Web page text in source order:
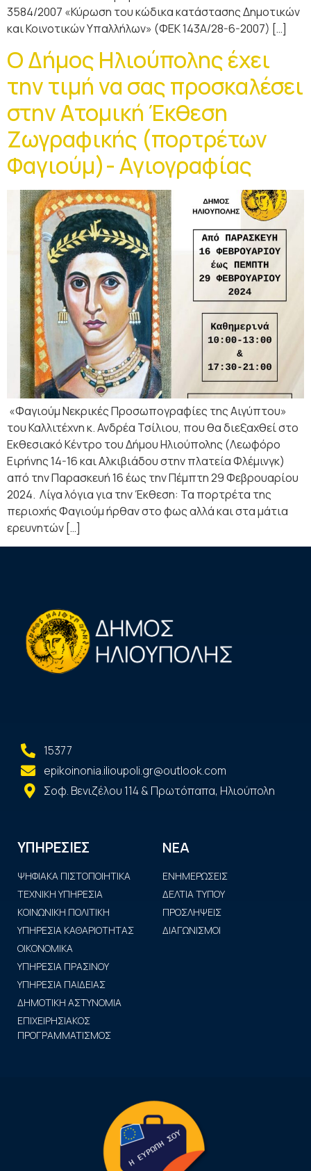
3584/2007 «Κύρωση του κώδικα κατάστασης Δημοτικών
και Κοινοτικών Υπαλλήλων» (ΦΕΚ 143Α/28-6-2007) […]
Ο Δήμος Ηλιούπολης έχει
την τιμή να σας προσκαλέσει
στην Ατομική Έκθεση
Ζωγραφικής (πορτρέτων
Φαγιούμ)- Αγιογραφίας
«Φαγιούμ Νεκρικές Προσωπογραφίες της Αιγύπτου»
του Καλλιτέχνη κ. Ανδρέα Τσίλιου, που θα διεξαχθεί στο
Εκθεσιακό Κέντρο του Δήμου Ηλιούπολης (Λεωφόρο
Ειρήνης 14-16 και Αλκιβιάδου στην πλατεία Φλέμινγκ)
από την Παρασκευή 16 έως την Πέμπτη 29 Φεβρουαρίου
2024. Λίγα λόγια για την Έκθεση: Τα πορτρέτα της
περιοχής Φαγιούμ ήρθαν στο φως αλλά και στα μάτια
ερευνητών […]
15377
epikoinonia.ilioupoli.gr@outlook.com
Σοφ. Βενιζέλου 114 & Πρωτόπαπα, Ηλιούπολη
ΥΠΗΡΕΣΙΕΣ
ΨΗΦΙΑΚΑ ΠΙΣΤΟΠΟΙΗΤΙΚΑ
ΤΕΧΝΙΚΗ ΥΠΗΡΕΣΙΑ
ΚΟΙΝΩΝΙΚΗ ΠΟΛΙΤΙΚΗ
ΥΠΗΡΕΣΙΑ ΚΑΘΑΡΙΟΤΗΤΑΣ
ΟΙΚΟΝΟΜΙΚΑ
ΥΠΗΡΕΣΙΑ ΠΡΑΣΙΝΟΥ
ΥΠΗΡΕΣΙΑ ΠΑΙΔΕΙΑΣ
ΔΗΜΟΤΙΚΗ ΑΣΤΥΝΟΜΙΑ
ΕΠΙΧΕΙΡΗΣΙΑΚΟΣ
ΠΡΟΓΡΑΜΜΑΤΙΣΜΟΣ
ΝΕΑ
ΕΝΗΜΕΡΩΣΕΙΣ
ΔΕΛΤΙΑ ΤΥΠΟΥ
ΠΡΟΣΛΗΨΕΙΣ
ΔΙΑΓΩΝΙΣΜΟΙ